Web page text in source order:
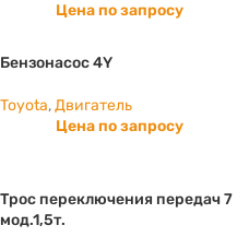
Цена по запросу
Бензонасос 4Y
Toyota,Двигатель
Цена по запросу
Трос переключения передач 7
мод.1,5т.